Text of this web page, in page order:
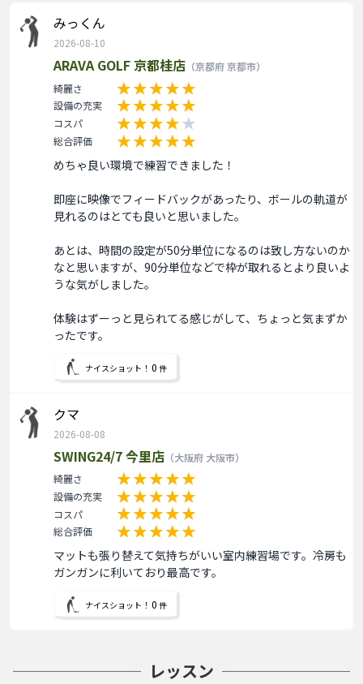
みっくん
2026-08-10
ARAVA GOLF 京都桂店 （京都府 京都市）
綺麗さ
設備の充実
コスパ
総合評価
めちゃ良い環境で練習できました！
即座に映像でフィードバックがあったり、ボールの軌道が
見れるのはとても良いと思いました。
あとは、時間の設定が50分単位になるのは致し方ないのか
なと思いますが、90分単位などで枠が取れるとより良いよ
うな気がしました。
体験はずーっと見られてる感じがして、ちょっと気まずか
ったです。
ナイスショット！ 0 件
クマ
2026-08-08
SWING24/7 今里店 （大阪府 大阪市）
綺麗さ
設備の充実
コスパ
総合評価
マットも張り替えて気持ちがいい室内練習場です。冷房も
ガンガンに利いており最高です。
ナイスショット！ 0 件
レッスン